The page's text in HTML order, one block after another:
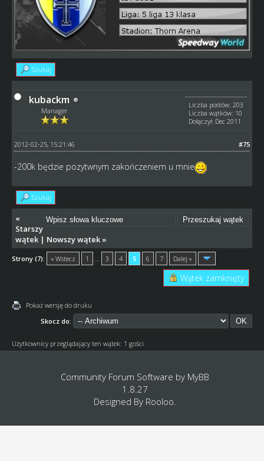
Szukaj
kubackm
Manager
Liczba postów: 203
Liczba wątków: 10
Dołączył: Dec 2011
#75
2012-02-25, 15:21:46
-200k będzie pozytwnym zakończeniem u mnie
Szukaj
«
Starszy
wątek| Nowszy wątek»
Strony (7): « Wstecz 1 3 4 5 6 7 Dalej »
Wątek zamknięty
Pokaż wersję do druku
Skocz do:
Użytkownicy przeglądający ten wątek: 1 gości
Community Forum Software by MyBB
1.8.27
Designed By Rooloo